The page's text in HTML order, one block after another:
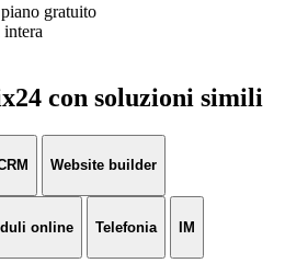
gratuito
intera
con soluzioni simili
Website builder
online Telefonia IM